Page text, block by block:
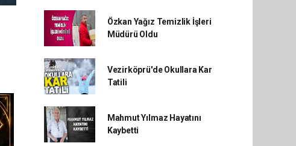
Özkan Yağız Temizlik İşleri
Müdürü Oldu
Vezirköprü'de Okullara Kar
Tatili
Mahmut Yılmaz Hayatını
Kaybetti